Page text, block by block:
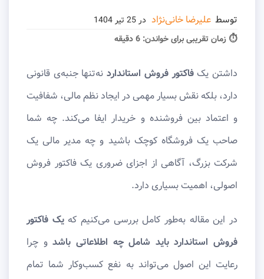
توسط علیرضا خانی‌نژاد در
⏱ زمان تقریبی برای خواندن: 6 دقیقه
داشتن یکفاکتور فروش استانداردنه‌تنها جنبه‌ی قانونی
دارد، بلکه نقش بسیار مهمی در ایجاد نظم مالی، شفافیت
و اعتماد بین فروشنده و خریدار ایفا می‌کند. چه شما
صاحب یک فروشگاه کوچک باشید و چه مدیر مالی یک
شرکت بزرگ، آگاهی از اجزای ضروری یک فاکتور فروش
اصولی، اهمیت بسیاری دارد.
در این مقاله به‌طور کامل بررسی می‌کنیم کهیک فاکتور
فروش استاندارد باید شامل چه اطلاعاتی باشدو چرا
رعایت این اصول می‌تواند به نفع کسب‌وکار شما تمام